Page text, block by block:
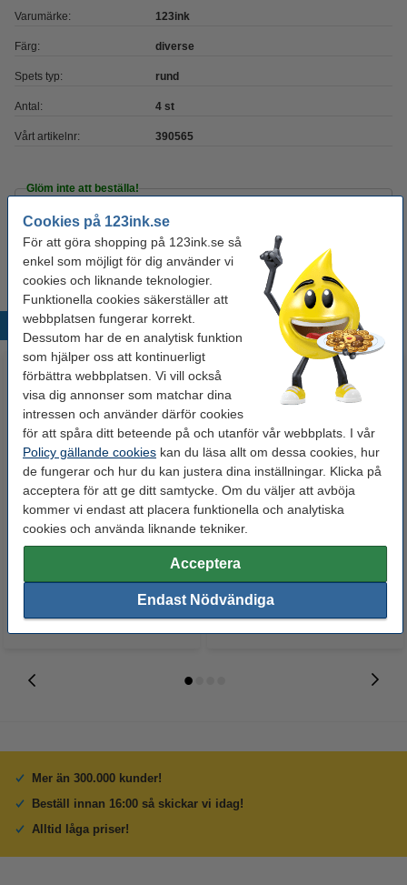
Cookies på 123ink.se
För att göra shopping på 123ink.se så
enkel som möjligt för dig använder vi
cookies och liknande teknologier.
Funktionella cookies säkerställer att
webbplatsen fungerar korrekt.
Dessutom har de en analytisk funktion
som hjälper oss att kontinuerligt
förbättra webbplatsen. Vi vill också
visa dig annonser som matchar dina
intressen och använder därför cookies
för att spåra ditt beteende på och utanför vår webbplats. I vår
Policy gällande cookies kan du läsa allt om dessa cookies, hur
de fungerar och hur du kan justera dina inställningar. Klicka på
acceptera för att ge ditt samtycke. Om du väljer att avböja
kommer vi endast att placera funktionella och analytiska
cookies och använda liknande tekniker.
Acceptera
Endast Nödvändiga
Varumärke: 123ink
Färg: diverse
Spets typ: rund
Antal: 4 st
Vårt artikelnr: 390565
Glöm inte att beställa!
Blädderblock blankt | 50.8cm x 58.4cm | 123ink
| FSC® | 20 ark
229 kr
Populära produkter
Blädderblock blankt | 50.8cm x
58.4cm | 123ink | FSC® | 20 ark
Whiteboardtorkare magnetisk |
123ink
Mer än 300.000 kunder!
Beställ innan 16:00 så skickar vi idag!
Alltid låga priser!